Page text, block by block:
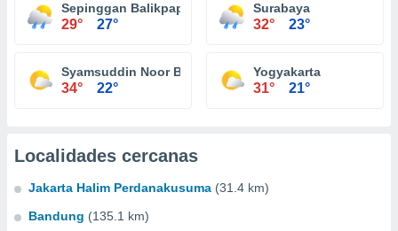
Sepinggan Balikpapan
29° 27°
Surabaya
32° 23°
Syamsuddin Noor Banjarmasin
34° 22°
Yogyakarta
31° 21°
Localidades cercanas
Jakarta Halim Perdanakusuma (31.4 km)
Bandung (135.1 km)